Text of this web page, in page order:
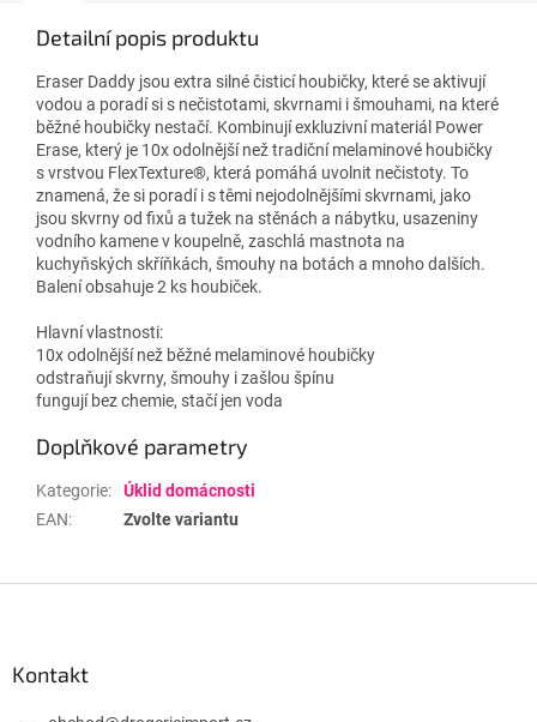
Detailní popis produktu
Eraser Daddy jsou extra silné čisticí houbičky, které se aktivují
vodou a poradí si s nečistotami, skvrnami i šmouhami, na které
běžné houbičky nestačí. Kombinují exkluzivní materiál Power
Erase, který je 10x odolnější než tradiční melaminové houbičky
s vrstvou FlexTexture®, která pomáhá uvolnit nečistoty. To
znamená, že si poradí i s těmi nejodolnějšími skvrnami, jako
jsou skvrny od fixů a tužek na stěnách a nábytku, usazeniny
vodního kamene v koupelně, zaschlá mastnota na
kuchyňských skříňkách, šmouhy na botách a mnoho dalších.
Balení obsahuje 2 ks houbiček.
Hlavní vlastnosti:
10x odolnější než běžné melaminové houbičky
odstraňují skvrny, šmouhy i zašlou špínu
fungují bez chemie, stačí jen voda
Doplňkové parametry
Kategorie:
Úklid domácnosti
EAN: Zvolte variantu
Kontakt